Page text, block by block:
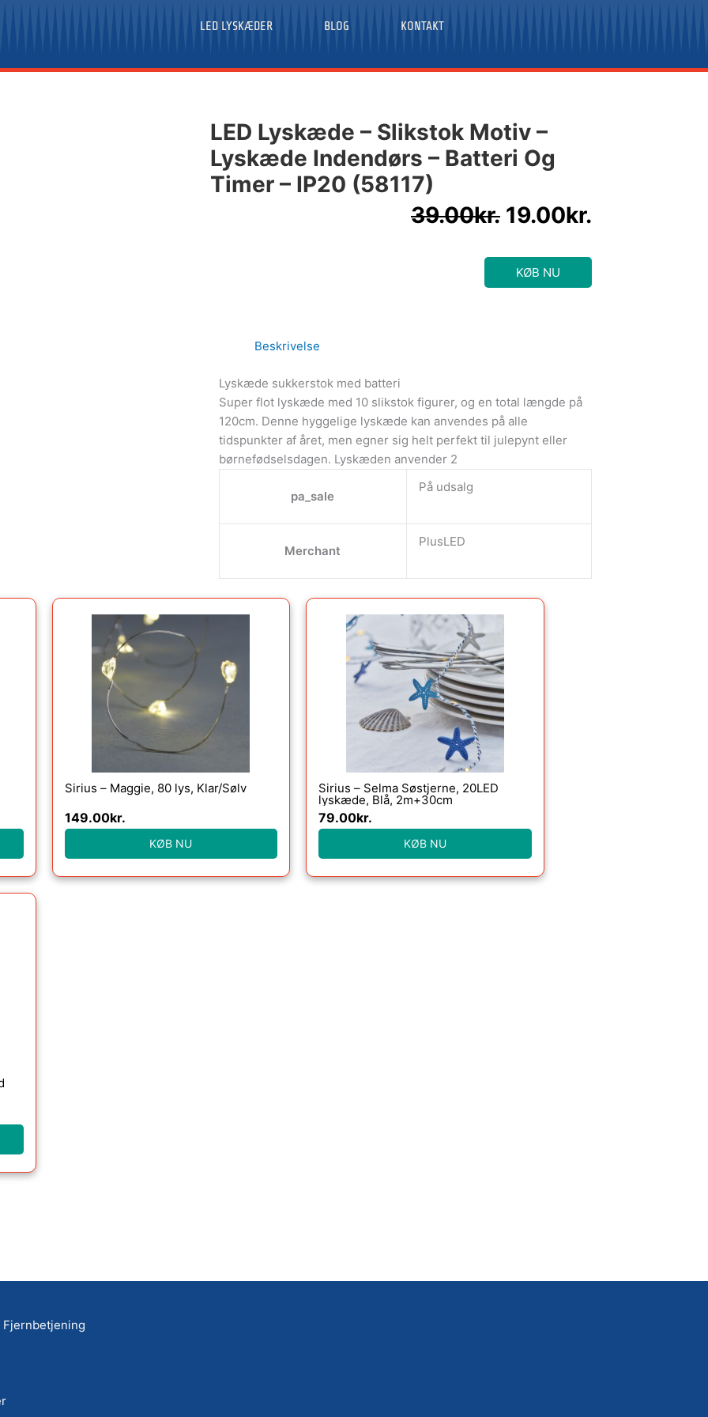
LED LYSKÆDER BLOG KONTAKT
LED Lyskæde – Slikstok Motiv –
Lyskæde Indendørs – Batteri Og
Timer – IP20 (58117)
39.00kr.
Den
oprindelige
pris
39.00kr..
19.00kr.
KØB NU
Beskrivelse
Lyskæde sukkerstok med batteri
Super flot lyskæde med 10 slikstok figurer, og en total længde på
120cm. Denne hyggelige lyskæde kan anvendes på alle
tidspunkter af året, men egner sig helt perfekt til julepynt eller
børnefødselsdagen. Lyskæden anvender 2
pa_sale
På udsalg
Merchant
PlusLED
Sirius – Maggie, 80 lys, Klar/Sølv
149.00kr.
KØB NU
Sirius – Selma Søstjerne, 20LED
lyskæde, Blå, 2m+30cm
79.00kr.
KØB NU